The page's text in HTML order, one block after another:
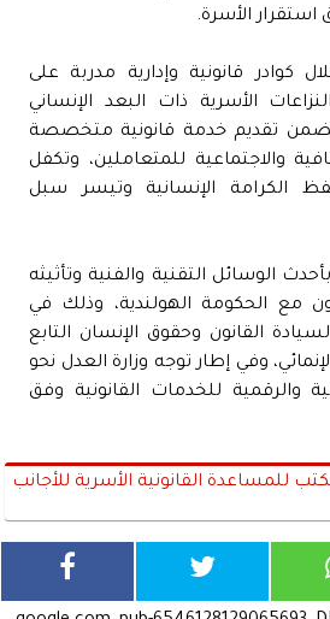
استقرار الأسرة.
كوادر قانونية وإدارية مدربة على
الأسرية ذات البعد الإنساني
يضمن تقديم خدمة قانونية متخصصة
والاجتماعية للمتعاملين، وتكفل
الكرامة الإنسانية وتيسر سبل
الوسائل التقنية والفنية وتأثيثه
مع الحكومة الهولندية، وذلك في
القانون وحقوق الإنسان التابع
وفي إطار توجه وزارة العدل نحو
والرقمية للخدمات القانونية وفق
للمساعدة القانونية الأسرية للأجانب